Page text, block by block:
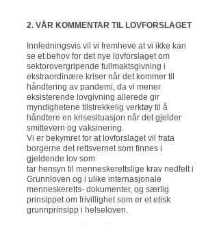
2. VÅR KOMMENTAR TIL LOVFORSLAGET
Innledningsvis vil vi fremheve at vi ikke kan
se et behov for det nye lovforslaget om
sektorovergripende fullmaktsgivning i
ekstraordinære kriser når det kommer til
håndtering av pandemi, da vi mener
eksisterende lovgivning allerede gir
myndighetene tilstrekkelig verktøy til å
håndtere en krisesituasjon når det gjelder
smittevern og vaksinering.
Vi er bekymret for at lovforslaget vil frata
borgerne det rettsvernet som finnes i
gjeldende lov som
tar hensyn til menneskerettslige krav nedfelt i
Grunnloven og i ulike internasjonale
menneskeretts- dokumenter, og særlig
prinsippet om frivillighet som er et etisk
grunnprinsipp i helseloven.